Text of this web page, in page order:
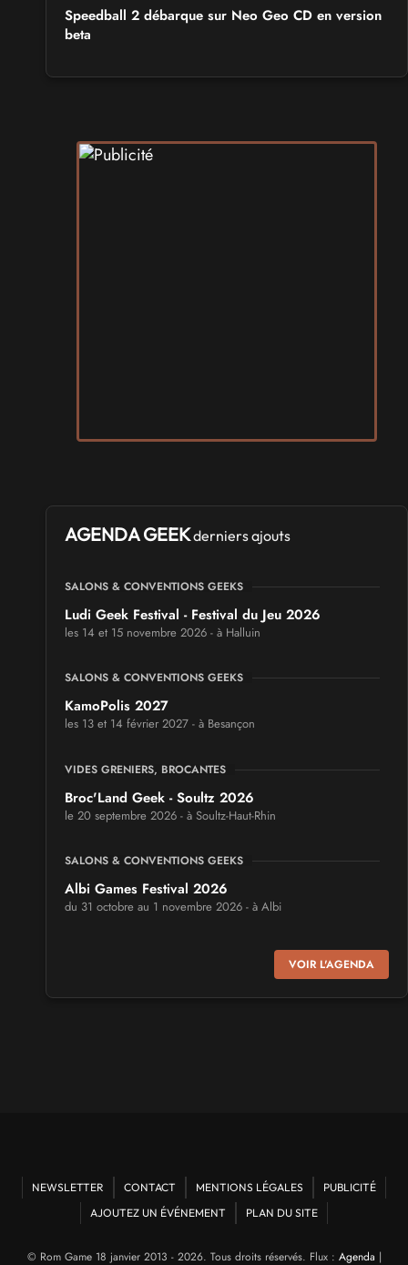
Speedball 2 débarque sur Neo Geo CD en version
beta
AGENDA GEEKderniers ajouts
SALONS & CONVENTIONS GEEKS
Ludi Geek Festival - Festival du Jeu 2026
les 14 et 15 novembre 2026 - à Halluin
SALONS & CONVENTIONS GEEKS
KamoPolis 2027
les 13 et 14 février 2027 - à Besançon
VIDES GRENIERS, BROCANTES
Broc'Land Geek - Soultz 2026
le 20 septembre 2026 - à Soultz-Haut-Rhin
SALONS & CONVENTIONS GEEKS
Albi Games Festival 2026
du 31 octobre au 1 novembre 2026 - à Albi
Virtual Calais - salon du jeu vidéo et des loisirs
numériques 2026
Mang'Azur 2027
les 24 et 25 avril 2027 - à Toulon
VOIR L'AGENDA
NEWSLETTER CONTACT MENTIONS LÉGALES
PUBLICITÉ
AJOUTEZ UN ÉVÉNEMENT
PLAN DU SITE
© Rom Game 18 janvier 2013 - 2026. Tous droits réservés. Flux : Agenda |